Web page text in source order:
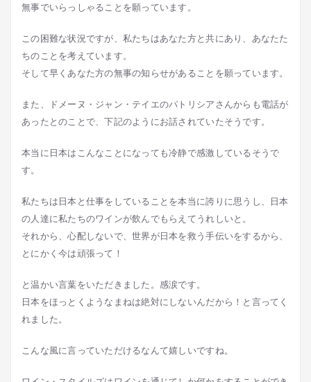
無事でいらっしゃることを願っています。
この困難な状況ですが、私たちはあなた方と共にあり、あなたた
ちのことを考えています。
そして早くあなた方の無事の知らせがあることを願っています。
また、ドメーヌ・ジャン・テイエのパトリシアさんからも電話が
あったとのことで、下記のようにお話されていたそうです。
本当に日本はこんなことになっても冷静で感激しているそうで
す。
私たちは日本と仕事をしていることを本当に誇りに思うし、日本
の人達に私たちのワインが飲んでもらえてうれしいと。
それから、心配しないで、世界が日本を救う手伝いをするから、
とにかく今は頑張って！
と温かい言葉をいただきました。感涙です。
日本をほっとくようなまねは絶対にしないんだから！と言ってく
れました。
こんな風に言っていただけるなんて嬉しいですね。